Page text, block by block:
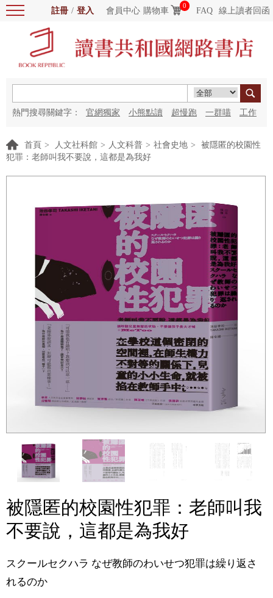
註冊 / 登入 會員中心 購物車
0
FAQ 線上讀者回函
熱門搜尋關鍵字： 官網獨家 小熊點讀 超慢跑 一群喵 工作
首頁 > 人文社科館 > 人文科普 > 社會史地 >
被隱匿的校園性
犯罪：老師叫我不要說，這都是為我好
被隱匿的校園性犯罪：老師叫我
不要說，這都是為我好
スクールセクハラ なぜ教師のわいせつ犯罪は繰り返さ
れるのか